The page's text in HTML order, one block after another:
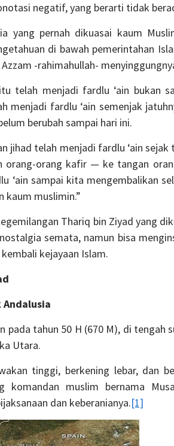
negatif, yang berarti tidak
yang pernah dikuasai kaum
di bawah pemerintahan
-rahimahullah-
telah menjadi fardlu ‘ain bukan
menjadi fardlu ‘ain semenjak
berubah sampai hari ini.
jihad telah menjadi fardlu ‘ain
orang-orang kafir — ke tangan
‘ain sampai kita mengembalikan
kaum muslimin.”
Thariq bin Ziyad yang
semata, namun bisa
kejayaan Islam.
Andalusia
pada tahun 50 H (670 M), di tengah
Utara.
tinggi, berkening lebar, dan
komandan muslim bernama
dan keberanianya.[1]